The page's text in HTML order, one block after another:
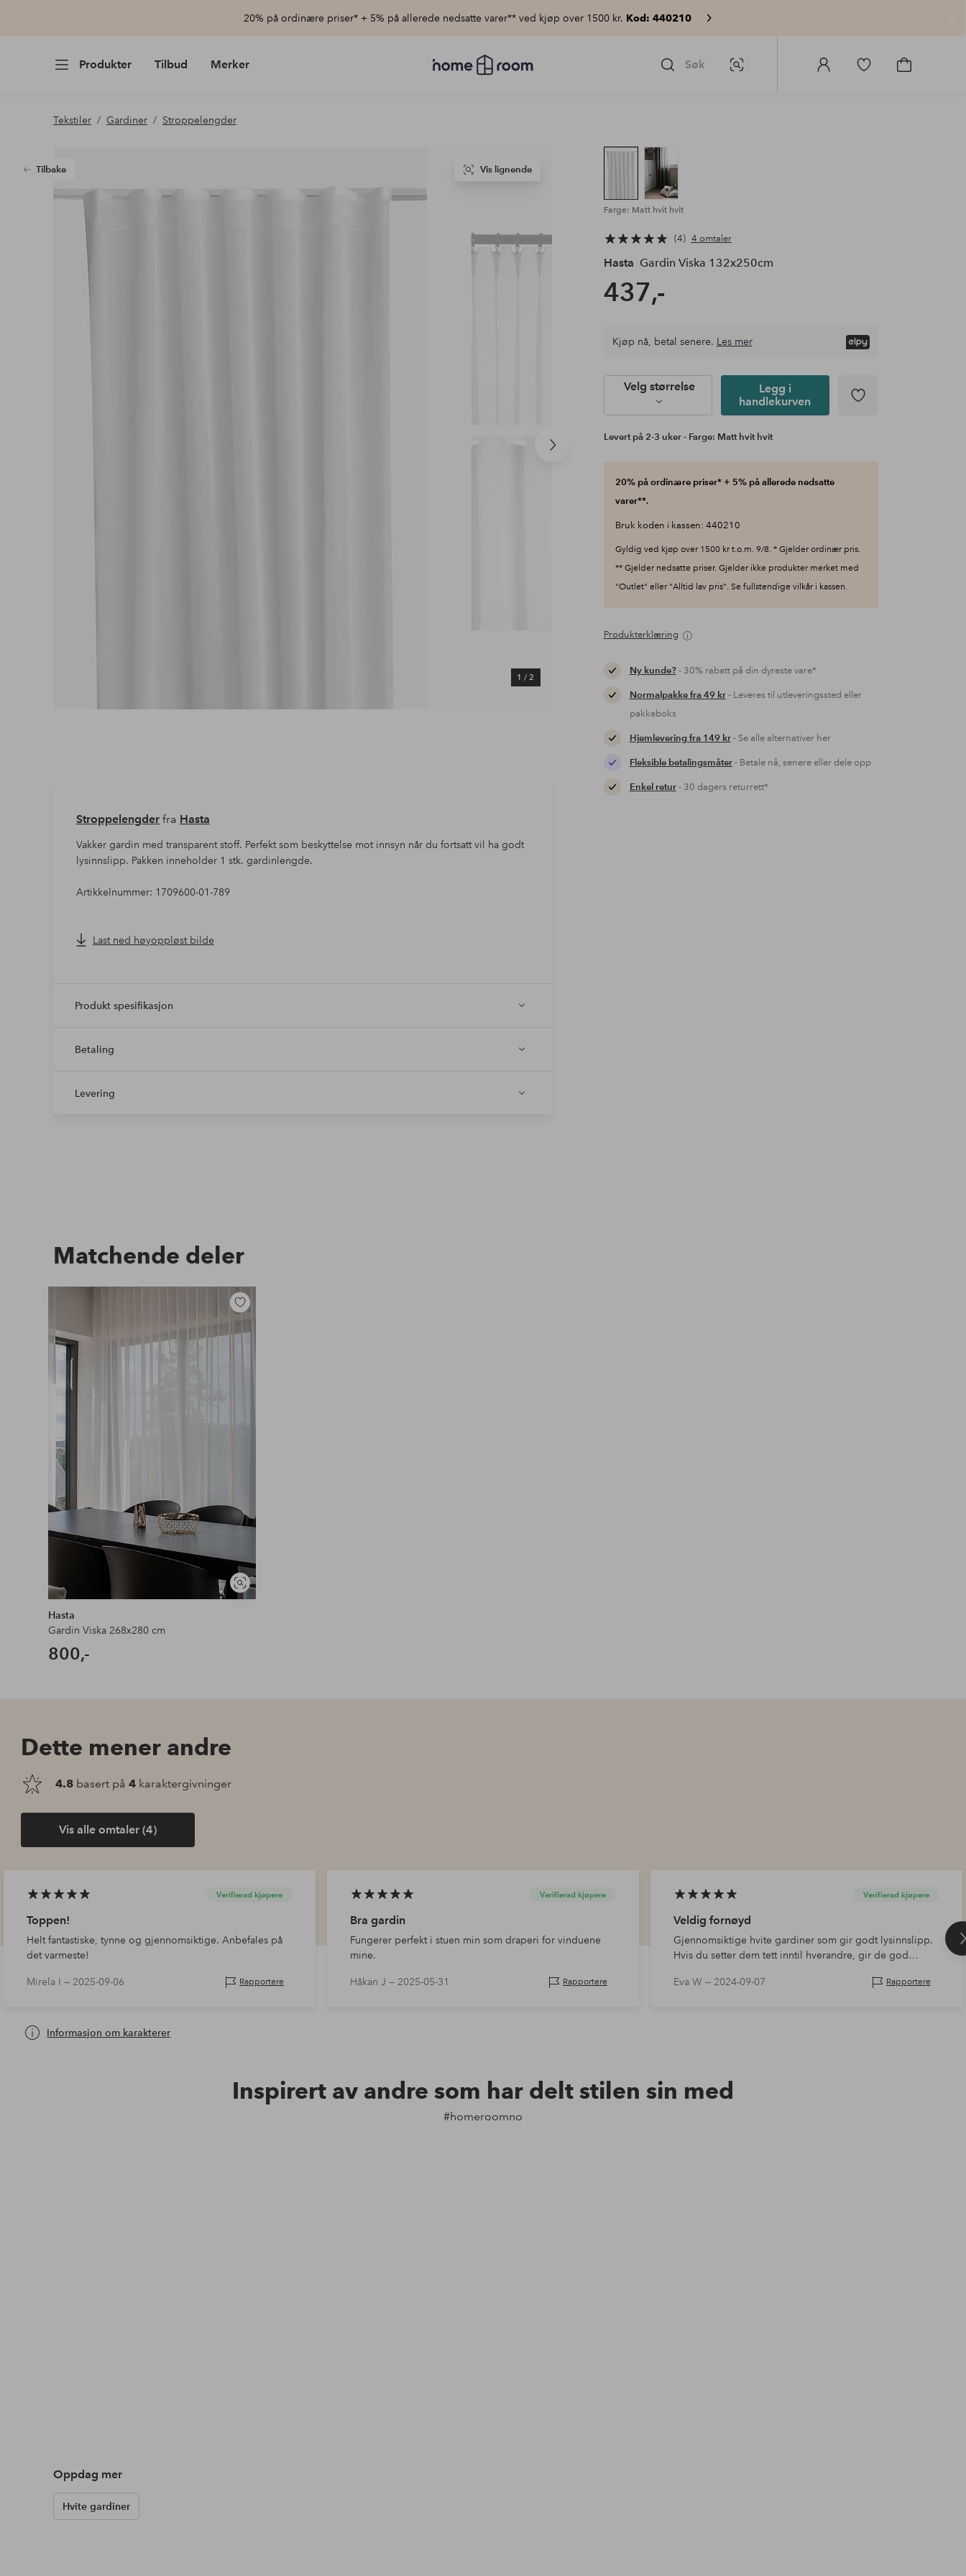
20% på ordinære priser* + 5% på allerede nedsatte varer** ved kjøp over 1500 kr. Kod: 440210
Produkter Tilbud Merker
Homeroom
–
Søk Bildesøk
Logg
Gå
Gå
Tekstiler Gardiner Stroppelengder
Tilbake
Neste
1 / 2
Vis lignende
Farge: Matt hvit hvit
4 4 omtaler
Hasta Gardin Viska 132x250cm
437,-
Kjøp nå, betal senere. Les mer
Velg størrelse
Legg i
handlekurven
Levert på 2-3 uker - Farge: Matt hvit hvit
20% på ordinære priser* + 5% på allerede nedsatte
varer**.
Bruk koden i kassen: 440210
Gyldig ved kjøp over 1500 kr t.o.m. 9/8. * Gjelder ordinær pris.
** Gjelder nedsatte priser. Gjelder ikke produkter merket med
"Outlet" eller "Alltid lav pris". Se fullstendige vilkår i kassen.
Produkterklæring
Ny kunde?- 30% rabatt på din dyreste vare*
Normalpakke fra 49 kr- Leveres til utleveringssted eller
pakkeboks
Hjemlevering fra 149 kr- Se alle alternativer her
Fleksible betalingsmåter- Betale nå, senere eller dele opp
Enkel retur- 30 dagers returrett*
Stroppelengderfra Hasta
Vakker gardin med transparent stoff. Perfekt som beskyttelse mot innsyn når du fortsatt vil ha godt
lysinnslipp. Pakken inneholder 1 stk. gardinlengde.
Artikkelnummer: 1709600-01-789
Last ned høyoppløst bilde
Produkt spesifikasjon
Betaling
Levering
Matchende deler
Vis
lignende
Legg
Hasta
Gardin Viska 268x280 cm
800,-
Dette mener andre
4.8 basert på4 karaktergivninger
Vis alle omtaler (4)
Verifierad kjøpere
Toppen!
Helt fantastiske, tynne og gjennomsiktige. Anbefales på
det varmeste!
Mirela I —2025-09-06 Rapportere
Verifierad kjøpere
Bra gardin
Fungerer perfekt i stuen min som draperi for vinduene
mine.
Håkan J —2025-05-31 Rapportere
Verifierad kjøpere
Veldig fornøyd
Gjennomsiktige hvite gardiner som gir godt lysinnslipp.
Hvis du setter dem tett inntil hverandre, gir de god
godt lysinnslipp på d…
Eva W — 2024-09-07 Rapportere
Informasjon om karakterer
Inspirert av andre som har delt stilen sin med
#homeroomno
Oppdag mer
Hvite gardiner